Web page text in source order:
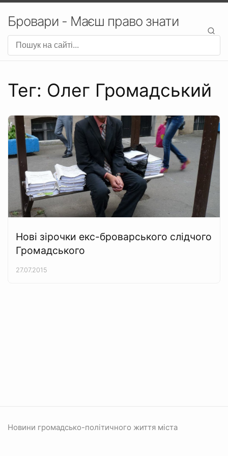
Бровари - Маєш право знати
Тег: Олег Громадський
Нові зірочки екс-броварського слідчого
Громадського
27.07.2015
Новини громадсько-політичного життя міста